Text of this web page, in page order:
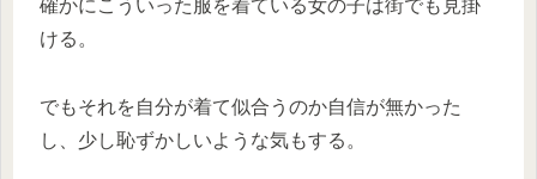
確かにこういった服を着ている女の子は街でも見掛
ける。
でもそれを自分が着て似合うのか自信が無かった
し、少し恥ずかしいような気もする。